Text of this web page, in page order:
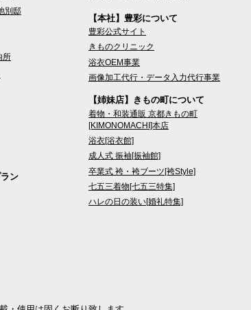
別邸
所
ン
【本社】豊彩について
豊彩公式サイト
きものクリニック
浴衣OEM事業
画像加工代行・データ入力代行事業
【姉妹店】きもの町について
着物・和装通販 京都きもの町
[KIMONOMACHI]本店
浴衣[浴衣館]
成人式 振袖[振袖館]
卒業式 袴・袴ブーツ[袴Style]
七五三着物[七五三特集]
ハレの日の装い[婚礼特集]